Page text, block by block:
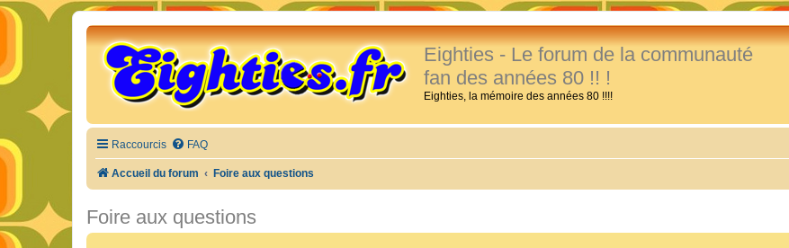
Eighties - Le forum de la communauté
fan des années 80 !! !
Eighties, la mémoire des années 80 !!!!
Raccourcis FAQ
Accueil du forum Foire aux questions
Foire aux questions